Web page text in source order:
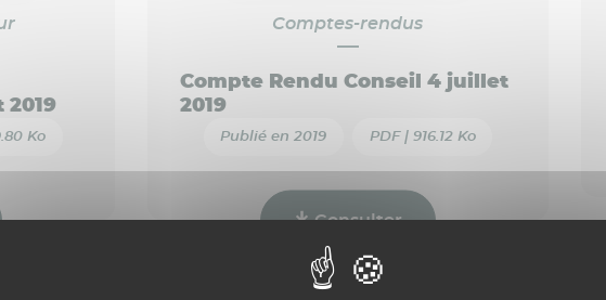
Ko
Comptes-rendus
Compte Rendu Conseil 4 juillet
2019
Publié en 2019 PDF | 916.12 Ko
Consulter